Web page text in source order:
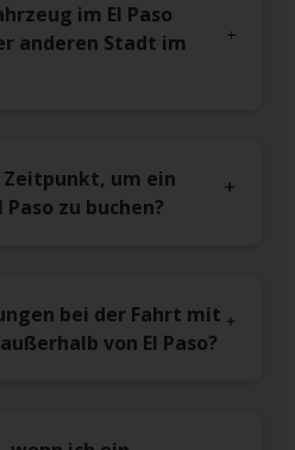
im El Paso
anderen Stadt im
um ein
zu buchen?
bei der Fahrt mit
von El Paso?